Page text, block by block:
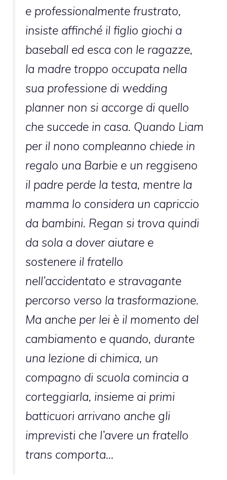
e professionalmente frustrato,
insiste affinché il figlio giochi a
baseball ed esca con le ragazze,
la madre troppo occupata nella
sua professione di wedding
planner non si accorge di quello
che succede in casa. Quando Liam
per il nono compleanno chiede in
regalo una Barbie e un reggiseno
il padre perde la testa, mentre la
mamma lo considera un capriccio
da bambini. Regan si trova quindi
da sola a dover aiutare e
sostenere il fratello
nell’accidentato e stravagante
percorso verso la trasformazione.
Ma anche per lei è il momento del
cambiamento e quando, durante
una lezione di chimica, un
compagno di scuola comincia a
corteggiarla, insieme ai primi
batticuori arrivano anche gli
imprevisti che l’avere un fratello
trans comporta…